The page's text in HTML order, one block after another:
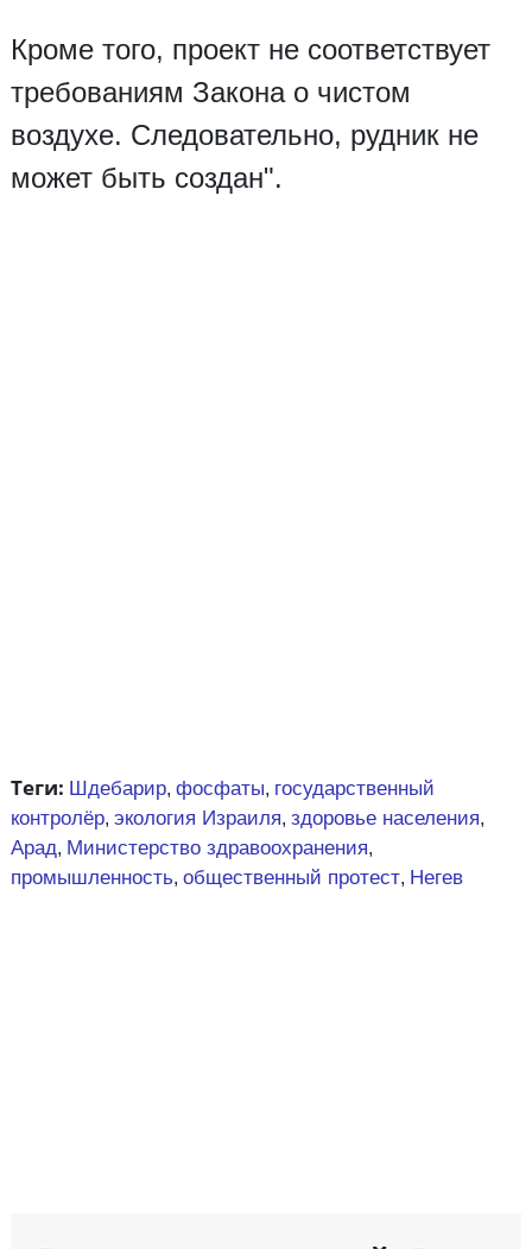
Кроме того, проект не соответствует
требованиям Закона о чистом
воздухе. Следовательно, рудник не
может быть создан".
Теги: Шдебарир, фосфаты, государственный
контролёр, экология Израиля, здоровье населения,
Арад, Министерство здравоохранения,
промышленность, общественный протест, Негев